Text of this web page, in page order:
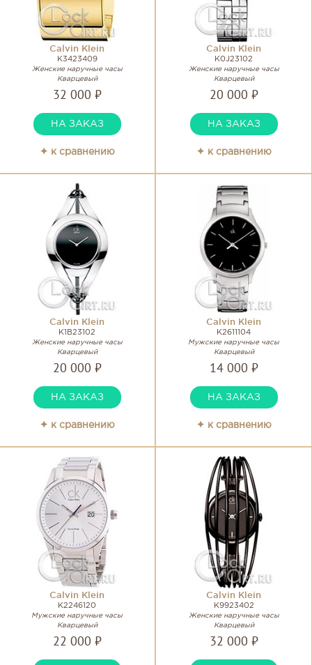
Calvin Klein
K3423409
Женские наручные часы
Кварцевый
32 000 ₽
НА ЗАКАЗ
✦ к сравнению
Calvin Klein
K0J23102
Женские наручные часы
Кварцевый
20 000 ₽
НА ЗАКАЗ
✦ к сравнению
Calvin Klein
K1B23102
Женские наручные часы
Кварцевый
20 000 ₽
НА ЗАКАЗ
✦ к сравнению
Calvin Klein
K2611104
Мужские наручные часы
Кварцевый
14 000 ₽
НА ЗАКАЗ
✦ к сравнению
Calvin Klein
K2246120
Мужские наручные часы
Кварцевый
22 000 ₽
Calvin Klein
K9923402
Женские наручные часы
Кварцевый
32 000 ₽